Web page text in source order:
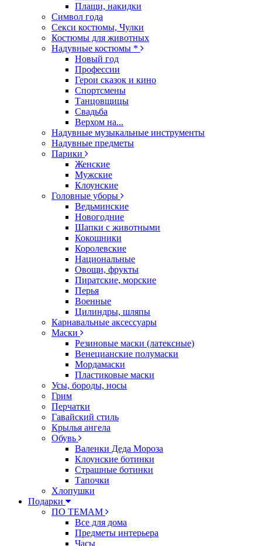
Плащи, накидки
Символ года
Секси костюмы, Чулки
Костюмы для животных
Надувные костюмы *
Новый год
Профессии
Герои сказок и кино
Спортсмены
Танцовщицы
Свадьба
Верхом на...
Надувные музыкальные инструменты
Надувные предметы
Парики
Женские
Мужские
Клоунские
Головные уборы
Ведьминские
Новогодние
Шапки с животными
Кокошники
Королевские
Национальные
Овощи, фрукты
Пиратские, морские
Перья
Военные
Цилиндры, шляпы
Карнавальные аксессуары
Маски
Резиновые маски (латексные)
Венецианские полумаски
Мордамаски
Пластиковые маски
Усы, бороды, носы
Грим
Перчатки
Гавайский стиль
Крылья ангела
Обувь
Валенки Деда Мороза
Клоунские ботинки
Страшные ботинки
Тапочки
Хлопушки
Подарки
ПО ТЕМАМ
Все для дома
Предметы интерьера
Часы